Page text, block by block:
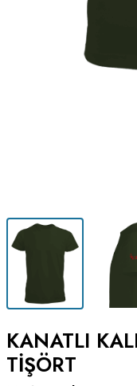
KANATLI
TIŞÖRT